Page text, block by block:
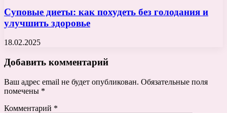
Суповые диеты: как похудеть без голодания и
улучшить здоровье
18.02.2025
Добавить комментарий
Ваш адрес email не будет опубликован. Обязательные поля
помечены *
Комментарий *